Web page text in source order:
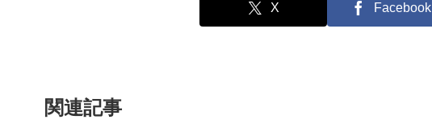
X Facebook
関連記事